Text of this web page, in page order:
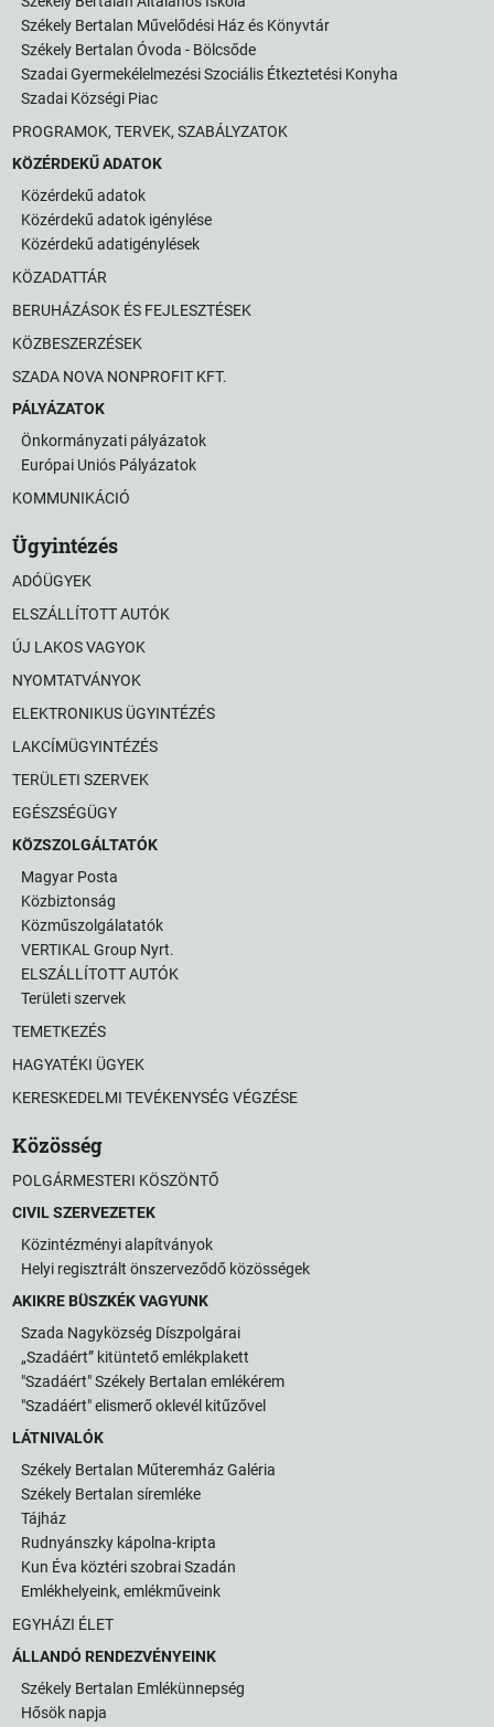
Székely Bertalan Művelődési Ház és Könyvtár
Székely Bertalan Óvoda - Bölcsőde
Szadai Gyermekélelmezési Szociális Étkeztetési Konyha
Szadai Községi Piac
PROGRAMOK, TERVEK, SZABÁLYZATOK
KÖZÉRDEKŰ ADATOK
Közérdekű adatok
Közérdekű adatok igénylése
Közérdekű adatigénylések
KÖZADATTÁR
BERUHÁZÁSOK ÉS FEJLESZTÉSEK
KÖZBESZERZÉSEK
SZADA NOVA NONPROFIT KFT.
PÁLYÁZATOK
Önkormányzati pályázatok
Európai Uniós Pályázatok
KOMMUNIKÁCIÓ
Ügyintézés
ADÓÜGYEK
ELSZÁLLÍTOTT AUTÓK
ÚJ LAKOS VAGYOK
NYOMTATVÁNYOK
ELEKTRONIKUS ÜGYINTÉZÉS
LAKCÍMÜGYINTÉZÉS
TERÜLETI SZERVEK
EGÉSZSÉGÜGY
KÖZSZOLGÁLTATÓK
Magyar Posta
Közbiztonság
Közműszolgálatatók
VERTIKAL Group Nyrt.
ELSZÁLLÍTOTT AUTÓK
Területi szervek
TEMETKEZÉS
HAGYATÉKI ÜGYEK
KERESKEDELMI TEVÉKENYSÉG VÉGZÉSE
Közösség
POLGÁRMESTERI KÖSZÖNTŐ
CIVIL SZERVEZETEK
Közintézményi alapítványok
Helyi regisztrált önszerveződő közösségek
AKIKRE BÜSZKÉK VAGYUNK
Szada Nagyközség Díszpolgárai
„Szadáért” kitüntető emlékplakett
"Szadáért" Székely Bertalan emlékérem
"Szadáért" elismerő oklevél kitűzővel
LÁTNIVALÓK
Székely Bertalan Műteremház Galéria
Székely Bertalan síremléke
Tájház
Rudnyánszky kápolna-kripta
Kun Éva köztéri szobrai Szadán
Emlékhelyeink, emlékműveink
EGYHÁZI ÉLET
ÁLLANDÓ RENDEZVÉNYEINK
Székely Bertalan Emlékünnepség
Hősök napja